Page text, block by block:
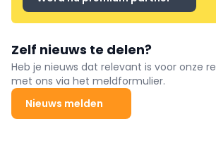
Zelf nieuws te delen?
Heb je nieuws dat relevant is voor onze
met ons via het meldformulier.
Nieuws melden